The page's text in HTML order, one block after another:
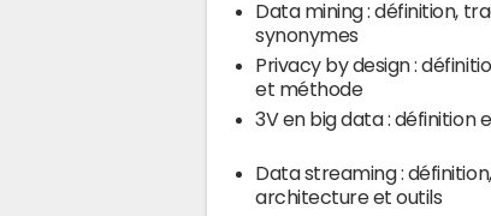
Data mining : définition,
synonymes
Privacy by design :
et méthode
3V en big data : définition
Data streaming : définition,
architecture et outils